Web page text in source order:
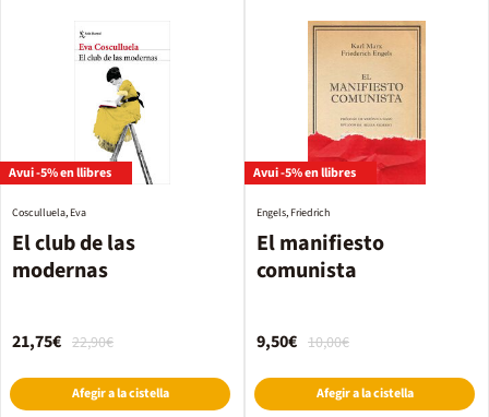
Avui -5% en llibres
El club de las
modernas
Cosculluela, Eva
22,90€
21,75€
Afegir a la cistella
Avui -5% en llibres
El manifiesto
comunista
Engels, Friedrich
10,00€
9,50€
Afegir a la cistella